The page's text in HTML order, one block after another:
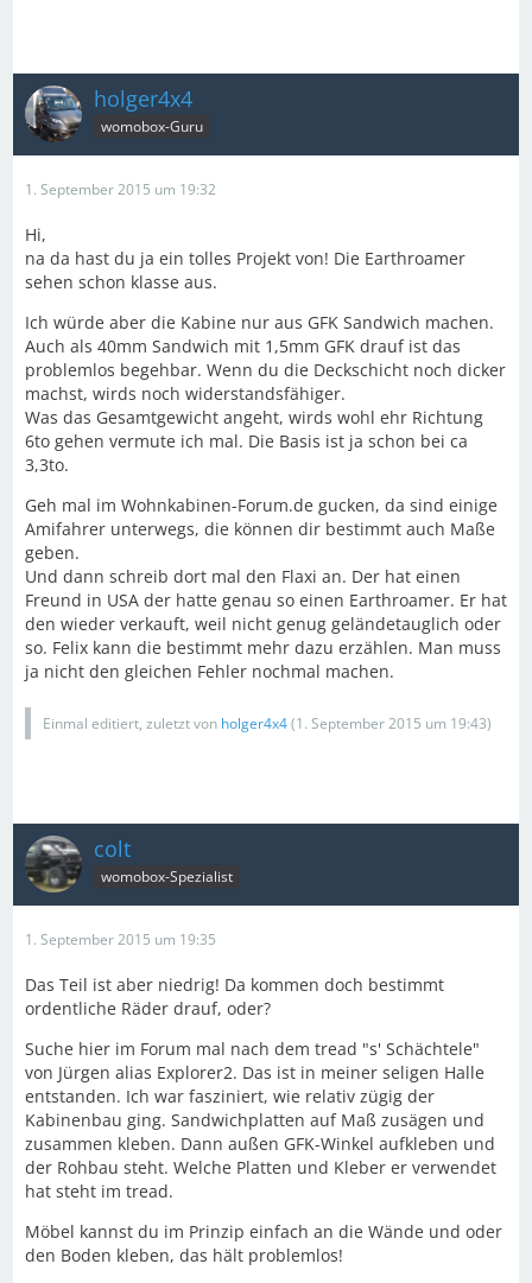
holger4x4
womobox-Guru
1. September 2015 um 19:32
Hi,
na da hast du ja ein tolles Projekt von! Die Earthroamer
sehen schon klasse aus.
Ich würde aber die Kabine nur aus GFK Sandwich machen.
Auch als 40mm Sandwich mit 1,5mm GFK drauf ist das
problemlos begehbar. Wenn du die Deckschicht noch dicker
machst, wirds noch widerstandsfähiger.
Was das Gesamtgewicht angeht, wirds wohl ehr Richtung
6to gehen vermute ich mal. Die Basis ist ja schon bei ca
3,3to.
Geh mal im Wohnkabinen-Forum.de gucken, da sind einige
Amifahrer unterwegs, die können dir bestimmt auch Maße
geben.
Und dann schreib dort mal den Flaxi an. Der hat einen
Freund in USA der hatte genau so einen Earthroamer. Er hat
den wieder verkauft, weil nicht genug geländetauglich oder
so. Felix kann die bestimmt mehr dazu erzählen. Man muss
ja nicht den gleichen Fehler nochmal machen.
Einmal editiert, zuletzt von holger4x4(1. September 2015 um 19:43)
colt
womobox-Spezialist
1. September 2015 um 19:35
Das Teil ist aber niedrig! Da kommen doch bestimmt
ordentliche Räder drauf, oder?
Suche hier im Forum mal nach dem tread "s' Schächtele"
von Jürgen alias Explorer2. Das ist in meiner seligen Halle
entstanden. Ich war fasziniert, wie relativ zügig der
Kabinenbau ging. Sandwichplatten auf Maß zusägen und
zusammen kleben. Dann außen GFK-Winkel aufkleben und
der Rohbau steht. Welche Platten und Kleber er verwendet
hat steht im tread.
Möbel kannst du im Prinzip einfach an die Wände und oder
den Boden kleben, das hält problemlos!